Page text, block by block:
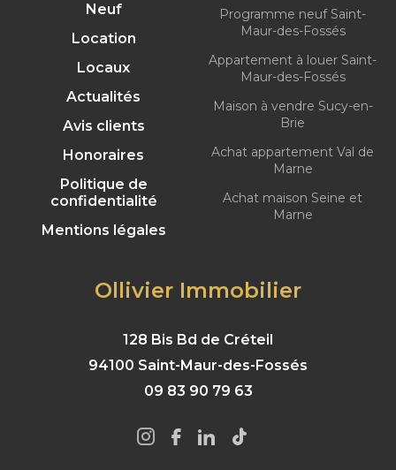
Neuf
Location
Locaux
Actualités
Avis clients
Honoraires
Politique de
confidentialité
Mentions légales
Programme neuf Saint-
Maur-des-Fossés
Appartement à louer Saint-
Maur-des-Fossés
Maison à vendre Sucy-en-
Brie
Achat appartement Val de
Marne
Achat maison Seine et
Marne
Ollivier Immobilier
128 Bis Bd de Créteil
94100 Saint-Maur-des-Fossés
09 83 90 79 63